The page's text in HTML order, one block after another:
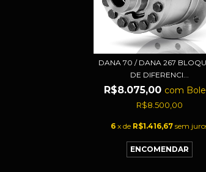
DANA 70 / DANA 267
DE DIFERENCI...
R$8.075,00 com
R$8.500,00
6 x de R$1.416,67 sem